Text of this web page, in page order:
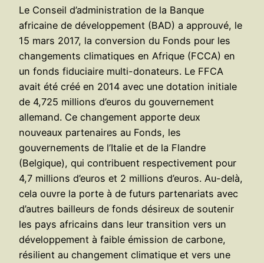
Le Conseil d’administration de la Banque
africaine de développement (BAD) a approuvé, le
15 mars 2017, la conversion du Fonds pour les
changements climatiques en Afrique (FCCA) en
un fonds fiduciaire multi-donateurs. Le FFCA
avait été créé en 2014 avec une dotation initiale
de 4,725 millions d’euros du gouvernement
allemand. Ce changement apporte deux
nouveaux partenaires au Fonds, les
gouvernements de l’Italie et de la Flandre
(Belgique), qui contribuent respectivement pour
4,7 millions d’euros et 2 millions d’euros. Au-delà,
cela ouvre la porte à de futurs partenariats avec
d’autres bailleurs de fonds désireux de soutenir
les pays africains dans leur transition vers un
développement à faible émission de carbone,
résilient au changement climatique et vers une